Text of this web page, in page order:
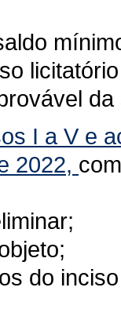
I a V e
2022,
do